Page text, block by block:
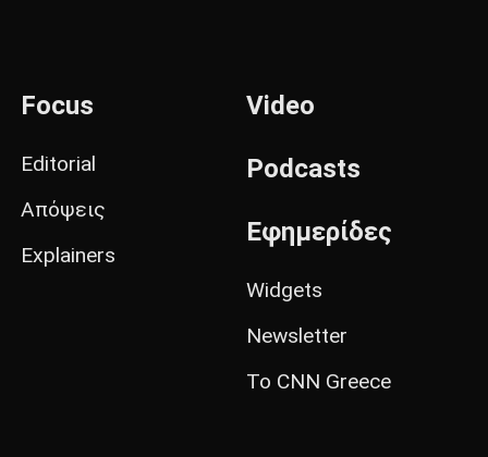
Focus
Editorial
Απόψεις
Explainers
Video
Podcasts
Εφημερίδες
Widgets
Newsletter
Το CNN Greece